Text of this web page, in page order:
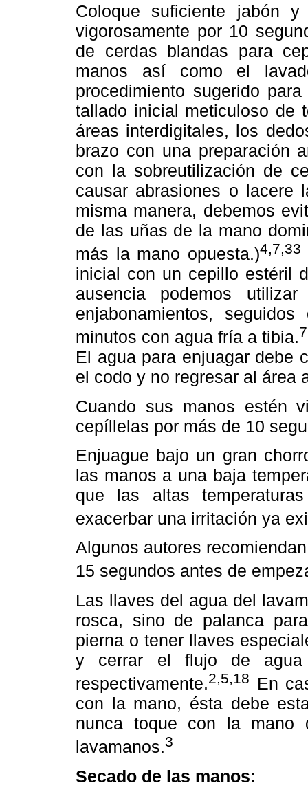
Coloque suficiente jabón
vigorosamente por 10
de cerdas blandas para
manos así como el
procedimiento sugerido
tallado inicial meticuloso de
áreas interdigitales, los
brazo con una preparación
con la sobreutilización de
causar abrasiones o lacere
misma manera, debemos
de las uñas de la mano
más la mano opuesta.)4,7,33
inicial con un cepillo estéril
ausencia podemos
enjabonamientos,
minutos con agua fría a tibia.
El agua para enjuagar debe
el codo y no regresar al área
Cuando sus manos estén
cepíllelas por más de 10
Enjuague bajo un gran
las manos a una baja
que las altas
exacerbar una irritación ya
Algunos autores
15 segundos antes de
Las llaves del agua del
rosca, sino de palanca
pierna o tener llaves
y cerrar el flujo de
respectivamente.2,5,18
En
con la mano, ésta debe
nunca toque con la mano
lavamanos.3
Secado de las manos: